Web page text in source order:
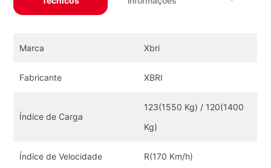
Marca Xbri
Fabricante XBRI
Índice de Carga
123(1550 Kg) / 120(1400
Kg)
Índice de Velocidade R(170 Km/h)